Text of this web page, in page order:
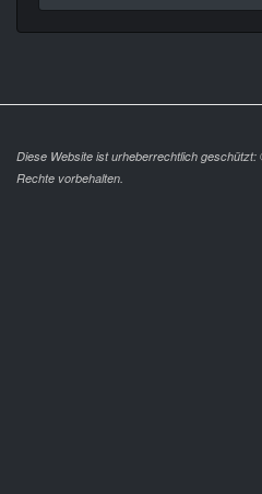
Diese Website ist urheberrechtlich
Rechte vorbehalten.